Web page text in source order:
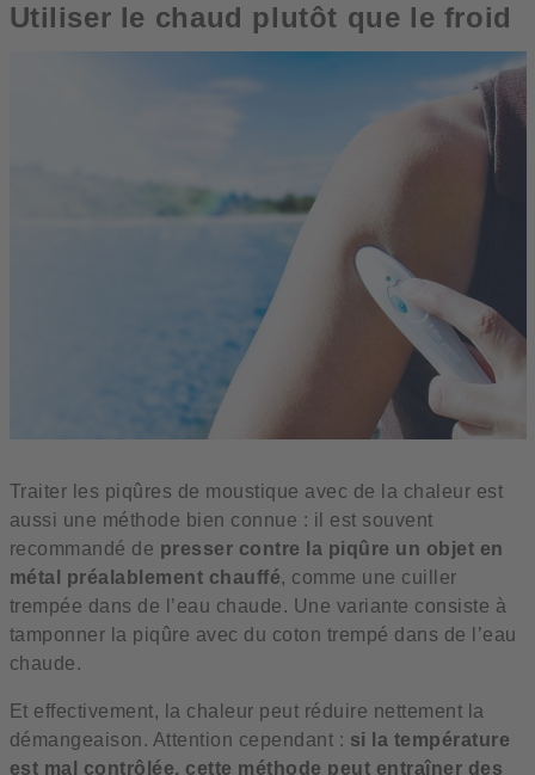
Utiliser le chaud plutôt que le froid
Traiter les piqûres de moustique avec de la chaleur est
aussi une méthode bien connue : il est souvent
recommandé de presser contre la piqûre un objet en
métal préalablement chauffé, comme une cuiller
trempée dans de l’eau chaude. Une variante consiste à
tamponner la piqûre avec du coton trempé dans de l’eau
chaude.
Et effectivement, la chaleur peut réduire nettement la
démangeaison. Attention cependant : si la température
est mal contrôlée, cette méthode peut entraîner des